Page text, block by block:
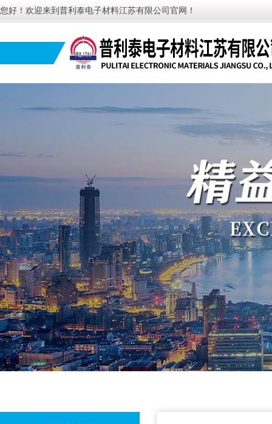
您好！欢迎来到普利泰电子材料江苏有限公司官网！